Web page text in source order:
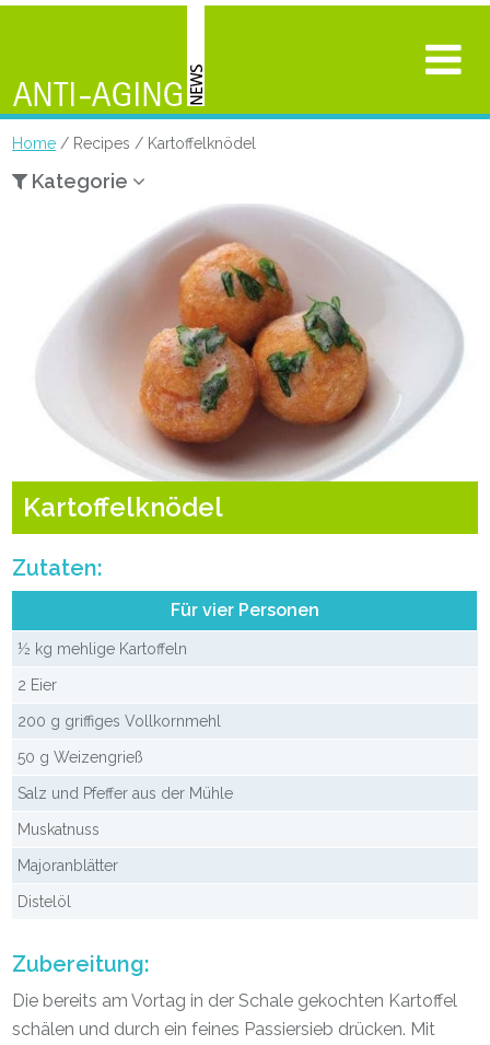
Home / Recipes / Kartoffelknödel
Kategorie
Kartoffelknödel
Zutaten:
Für vier Personen
½ kg mehlige Kartoffeln
2 Eier
200 g griffiges Vollkornmehl
50 g Weizengrieß
Salz und Pfeffer aus der Mühle
Muskatnuss
Majoranblätter
Distelöl
Zubereitung:
Die bereits am Vortag in der Schale gekochten Kartoffel
schälen und durch ein feines Passiersieb drücken. Mit